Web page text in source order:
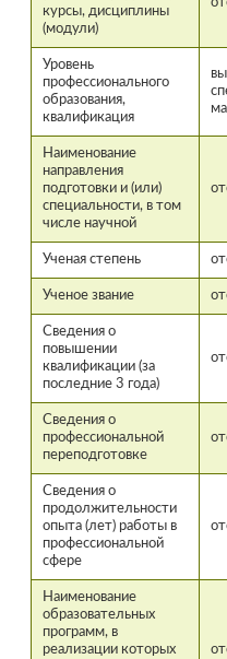
курсы, дисциплины
(модули)
Уровень
профессионального
образования,
квалификация
Наименование
направления
подготовки и (или)
специальности, в том
числе научной
Ученая степень
Ученое звание
Сведения о
повышении
квалификации (за
последние 3 года)
Сведения о
профессиональной
переподготовке
Сведения о
продолжительности
опыта (лет) работы в
профессиональной
сфере
Наименование
образовательных
программ, в
реализации которых